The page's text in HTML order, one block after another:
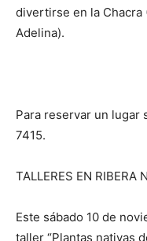
divertirse en la Chacra
Adelina).
Para reservar un lugar
7415.
TALLERES EN RIBERA
Este sábado 10 de
taller “Plantas nativas